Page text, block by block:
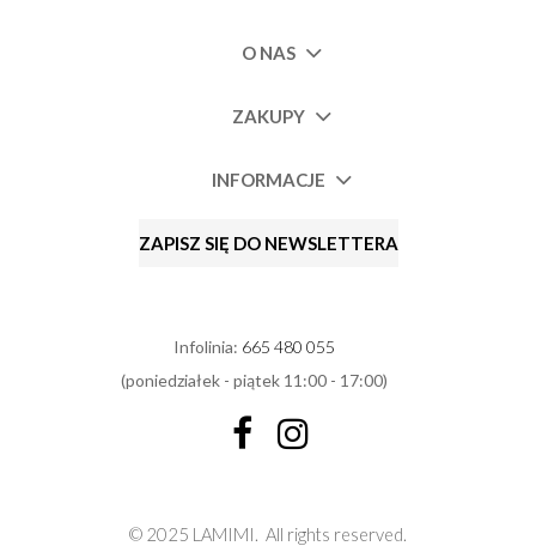
O NAS
ZAKUPY
INFORMACJE
ZAPISZ SIĘ DO NEWSLETTERA
Infolinia: 665 480 055
(poniedziałek - piątek 11:00 - 17:00)
© 2025 LAMIMI. All rights reserved.